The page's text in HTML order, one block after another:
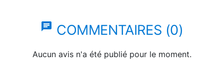
chat COMMENTAIRES (0)
Aucun avis n'a été publié pour le moment.